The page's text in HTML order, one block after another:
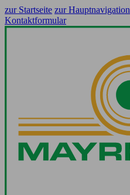
zur Startseite zur Hauptnavigation
Kontaktformular